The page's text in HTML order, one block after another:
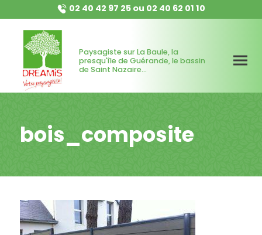
02 40 42 97 25ou 02 40 62 01 10
Paysagiste sur La Baule, la
presqu'île de Guérande, le bassin
de Saint Nazaire...
bois_composite